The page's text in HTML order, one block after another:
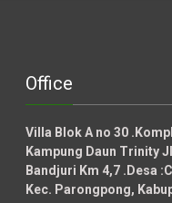
Office
Villa Blok A no 30
Kampung Daun Trinity
Bandjuri Km 4,7 .Desa :
Kec. Parongpong,